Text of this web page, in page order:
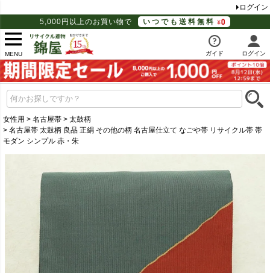
ログイン
5,000円以上のお買い物で
いつでも送料無料
MENU ガイド ログイン
女性用 名古屋帯
太鼓柄
名古屋帯 太鼓柄 良品 正絹 その他の柄 名古屋仕立て なごや帯 リサイクル帯 帯
モダン シンプル 赤・朱